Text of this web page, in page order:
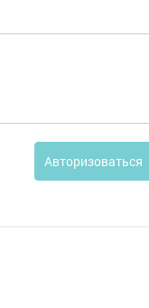
Авторизоваться